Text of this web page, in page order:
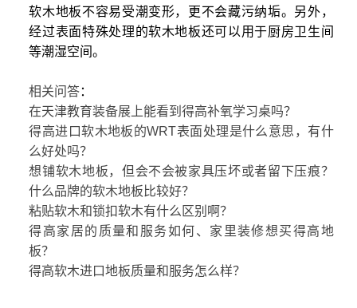
软木地板不容易受潮变形，更不会藏污纳垢。另外，
经过表面特殊处理的软木地板还可以用于厨房卫生间
等潮湿空间。
相关问答：
在天津教育装备展上能看到得高补氧学习桌吗？
得高进口软木地板的WRT表面处理是什么意思，有什
么好处吗？
想铺软木地板，但会不会被家具压坏或者留下压痕？
什么品牌的软木地板比较好？
粘贴软木和锁扣软木有什么区别啊？
得高家居的质量和服务如何、家里装修想买得高地
板？
得高软木进口地板质量和服务怎么样？